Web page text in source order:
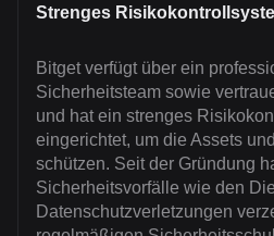
Strenges
Bitget verfügt über ein
Sicherheitsteam sowie
und hat ein strenges
eingerichtet, um die Assets
schützen. Seit der Gründung
Sicherheitsvorfälle wie den
Datenschutzverletzungen